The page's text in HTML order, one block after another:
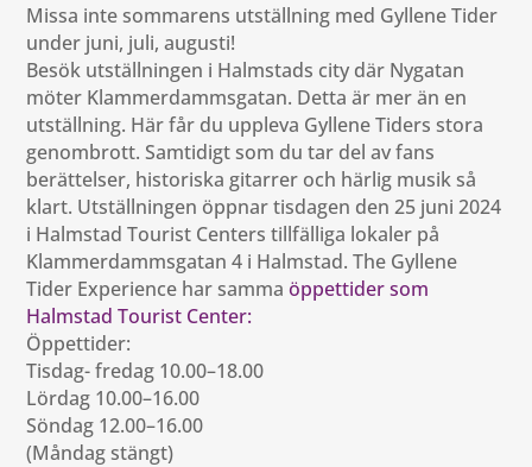
Missa inte sommarens utställning med Gyllene Tider
under juni, juli, augusti!
Besök utställningen i Halmstads city där Nygatan
möter Klammerdammsgatan. Detta är mer än en
utställning. Här får du uppleva Gyllene Tiders stora
genombrott. Samtidigt som du tar del av fans
berättelser, historiska gitarrer och härlig musik så
klart. Utställningen öppnar tisdagen den 25 juni 2024
i Halmstad Tourist Centers tillfälliga lokaler på
Klammerdammsgatan 4 i Halmstad. The Gyllene
Tider Experience har sammaöppettider som
Halmstad Tourist Center:
Öppettider:
Tisdag- fredag 10.00–18.00
Lördag 10.00–16.00
Söndag 12.00–16.00
(Måndag stängt)